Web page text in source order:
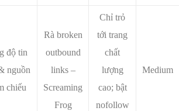
độ tin
nguồn
chiếu
Rà broken
outbound
links –
Screaming
Frog
Chỉ trỏ
tới trang
chất
lượng
cao; bật
nofollow
Medium